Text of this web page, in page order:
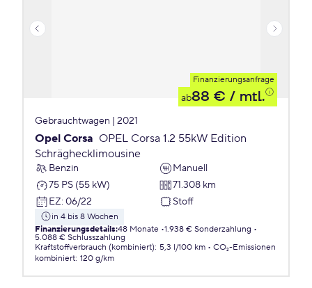
Finanzierungsanfrage
ab88 € / mtl.
Gebrauchtwagen | 2021
Opel Corsa OPEL Corsa 1.2 55kW Edition
Schräghecklimousine
Benzin
Manuell
75 PS (55 kW)
71.308 km
EZ: 06/22 Stoff
in 4 bis 8 Wochen
Finanzierungsdetails:48 Monate 1.938 € Sonderzahlung
5.088 € Schlusszahlung
Kraftstoffverbrauch (kombiniert): 5,3 l/100 km
CO₂-Emissionen
kombiniert: 120 g/km